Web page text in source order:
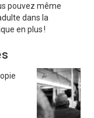
pouvez même
dans la
en plus !